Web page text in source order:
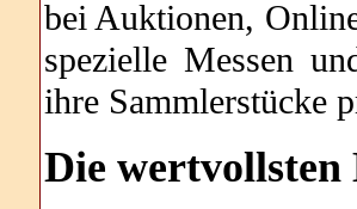
bei Auktionen,
spezielle Messen
ihre Sammlerstücke
Die wertvollsten